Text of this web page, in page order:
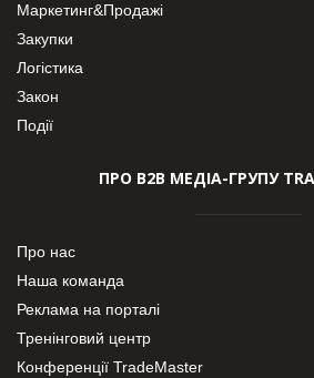
Маркетинг&Продажі
Закупки
Логістика
Закон
Події
ПРО В2В МЕДІА-ГРУПУ
Про нас
Наша команда
Реклама на порталі
Тренінговий центр
Конференції TradeMaster